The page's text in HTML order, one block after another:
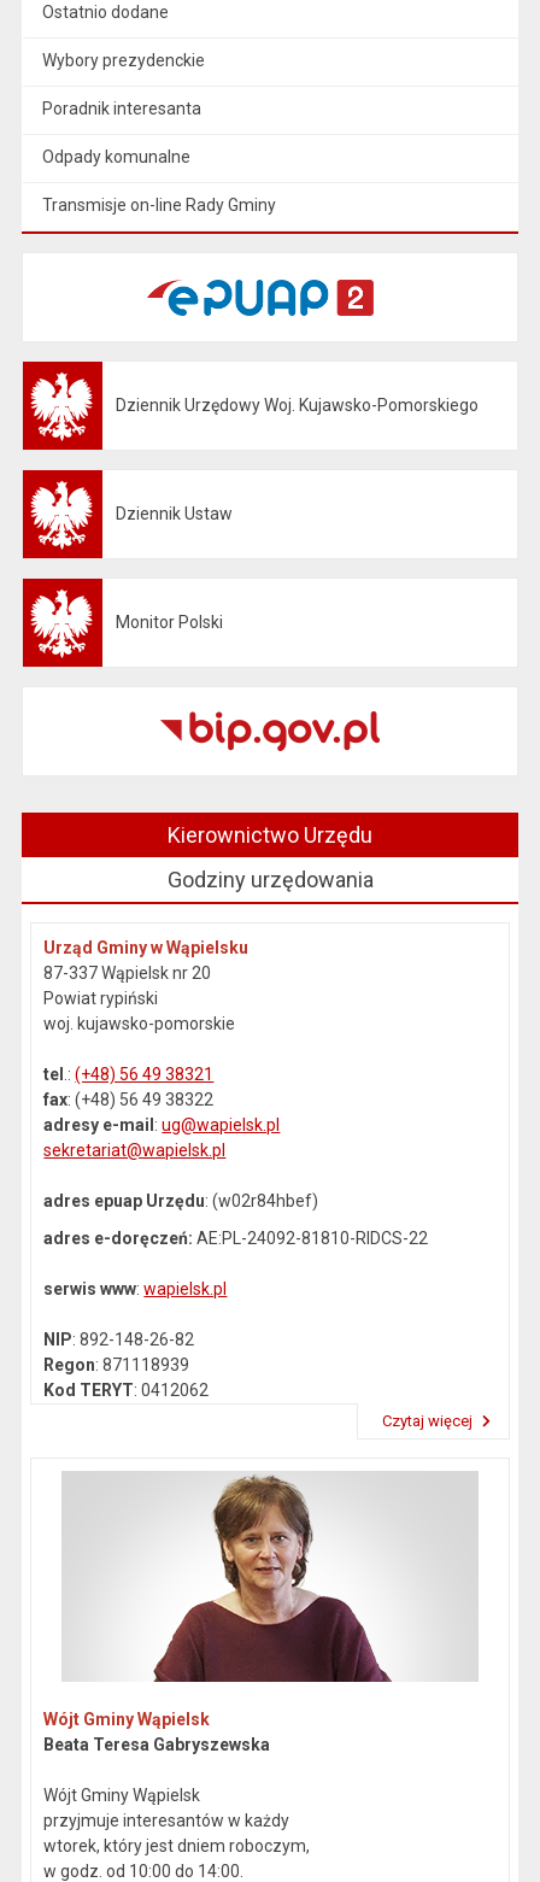
Ostatnio dodane
Wybory prezydenckie
Poradnik interesanta
Odpady komunalne
Transmisje on-line Rady Gminy
Dziennik Urzędowy Woj. Kujawsko-Pomorskiego
Dziennik Ustaw
Monitor Polski
Kierownictwo Urzędu
Godziny urzędowania
Urząd Gminy w Wąpielsku
87-337 Wąpielsk nr 20
Powiat rypiński
woj. kujawsko-pomorskie
tel .:(+48) 56 49 38321
fax: (+48) 56 49 38322
adresy e-mail:ug@wapielsk.pl
sekretariat@wapielsk.pl
adres epuap Urzędu: (w02r84hbef)
adres e-doręczeń: AE:PL-24092-81810-RIDCS-22
serwis www:wapielsk.pl
NIP: 892-148-26-82
Regon: 871118939
Kod TERYT: 0412062
Czytaj więcej
Wójt Gminy Wąpielsk
Beata Teresa Gabryszewska
Wójt Gminy Wąpielsk
przyjmuje interesantów w każdy
wtorek, który jest dniem roboczym,
w godz. od 10:00 do 14:00.